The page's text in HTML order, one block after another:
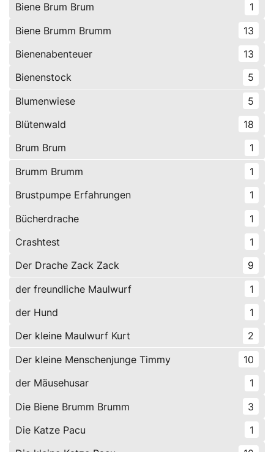
Biene Brum Brum
1
Biene Brumm Brumm
13
Bienenabenteuer
13
Bienenstock
5
Blumenwiese
5
Blütenwald
18
Brum Brum
1
Brumm Brumm
1
Brustpumpe Erfahrungen
1
Bücherdrache
1
Crashtest
1
Der Drache Zack Zack
9
der freundliche Maulwurf
1
der Hund
1
Der kleine Maulwurf Kurt
2
Der kleine Menschenjunge Timmy
10
der Mäusehusar
1
Die Biene Brumm Brumm
3
Die Katze Pacu
1